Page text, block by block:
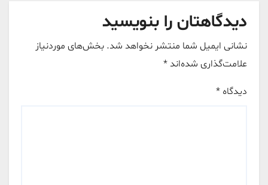
دیدگاهتان را بنویسید
نشانی ایمیل شما منتشر نخواهد شد. بخش‌های موردنیاز
علامت‌گذاری شده‌اند *
دیدگاه *